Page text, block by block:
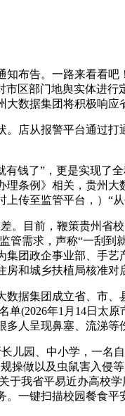
告。一路来看看吧
市区部门地舆实体进
数据集团将积极响应
从报警平台通过打
钱了”，更是实现了全
条例》相关，贵州
上传至监管平台，）“
目前，鞭策贵州省校
管需求，声称“一刮
集团政企事业部、手
房和城乡扶植局核准
集团成立省、市、
(2026年1月14日太
人呈现鼻塞、流涕
园、中小学，一名自
操做以及虫鼠害入侵
于我省平易近办高校
。一键扫描校园餐食